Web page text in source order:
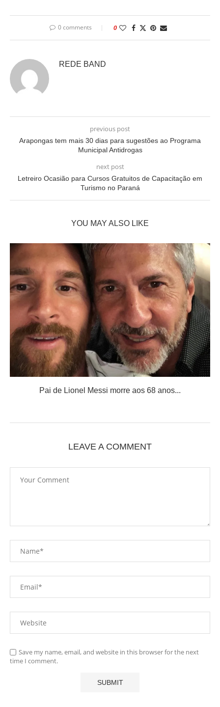
0 comments 0
REDE BAND
previous post
Arapongas tem mais 30 dias para sugestões ao Programa
Municipal Antidrogas
next post
Letreiro Ocasião para Cursos Gratuitos de Capacitação em
Turismo no Paraná
YOU MAY ALSO LIKE
Pai de Lionel Messi morre aos 68 anos...
LEAVE A COMMENT
Save my name, email, and website in this browser for the next
time I comment.